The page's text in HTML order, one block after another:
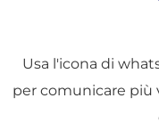
Usa l'icona di
per comunicare più